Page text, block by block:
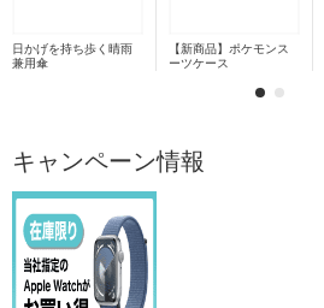
日かげを持ち歩く晴雨
兼用傘
【新商品】ポケモンス
ーツケース
キャンペーン情報